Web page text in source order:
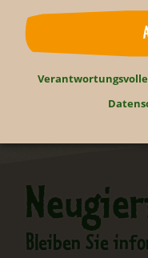
Bleiben Sie